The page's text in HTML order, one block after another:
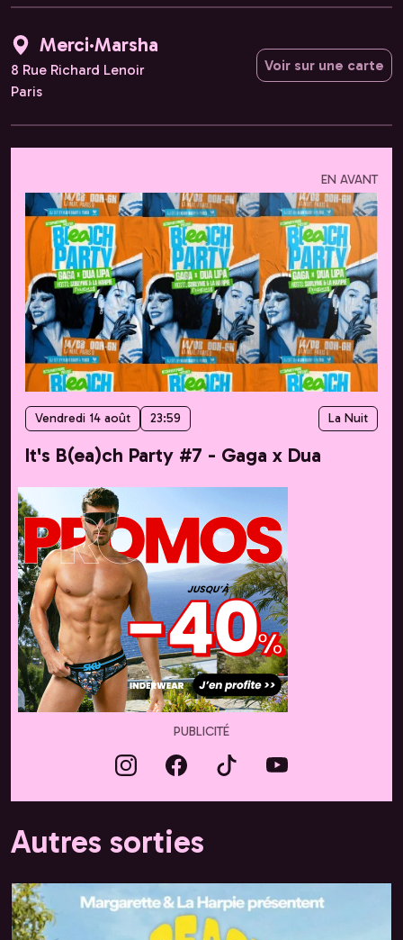
Merci·Marsha
8 Rue Richard Lenoir
Paris
Voir sur une carte
EN AVANT
Vendredi 14 août 23:59 La Nuit
It's B(ea)ch Party #7 - Gaga x Dua
PUBLICITÉ
Autres sorties